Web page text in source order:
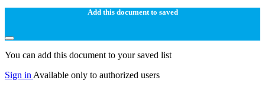
Add this document to saved
You can add this document to your saved list
Sign in Available only to authorized users